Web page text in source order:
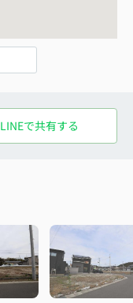
LINEで共有する